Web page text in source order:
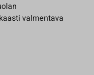
valmentava